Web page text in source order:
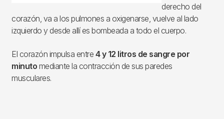
derecho del
corazón, va a los pulmones a oxigenarse, vuelve al lado
izquierdo y desde allí es bombeada a todo el cuerpo.
El corazón impulsa entre 4 y 12 litros de sangre por
minuto mediante la contracción de sus paredes
musculares.